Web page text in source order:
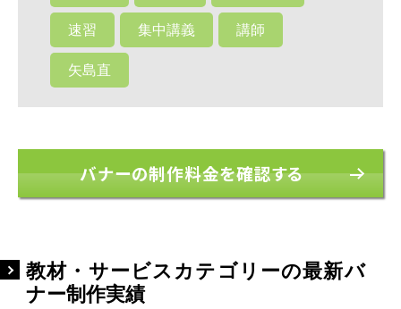
速習 集中講義 講師
矢島直
バナーの制作料金を確認する
教材・サービスカテゴリーの最新バ
ナー制作実績